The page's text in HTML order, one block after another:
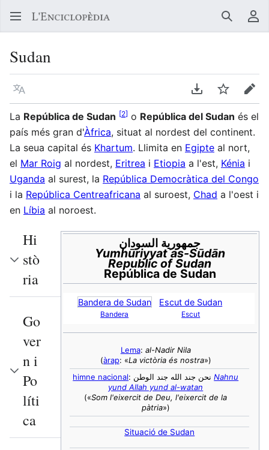
Buscar
Sudan
Llegir en un atre idioma Descarregar en
Vigilar
La República de Sudan [2] o República del Sudan és el
país més gran d'Àfrica, situat al nordest del continent.
La seua capital és Khartum. Llimita en Egipte al nort,
el Mar Roig al nordest, Eritrea i Etiopia a l'est, Kénia i
Uganda al surest, la República Democràtica del Congo
i la República Centreafricana al suroest, Chad a l'oest i
en Líbia al noroest.
جمهورية السودان
Yumhūriyyat as-Sūdān
Republic of Sudan
República de Sudan
Bandera de Sudan Escut de Sudan
Bandera Escut
Lema: al-Nadir Nila
(àrap: «La victòria és nostra»)
himne nacional
: نحن جند الله جند الوطنNahnu
yund Allah yund al-watan
(«Som l'eixercit de Deu, l'eixercit de la
pàtria»)
Situació de Sudan
Hi
stò
ria
Go
ver
n i
Po
líti
ca